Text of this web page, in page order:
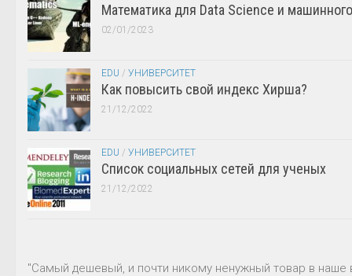
Математика для Data Science и
02/01/2023
EDU / УНИВЕРСИТЕТ
Как повысить свой индекс Хирша?
21/12/2022
EDU / УНИВЕРСИТЕТ
Список социальных сетей для ученых
21/12/2022
"Самый дешевый, и почти никому ненужный товар в